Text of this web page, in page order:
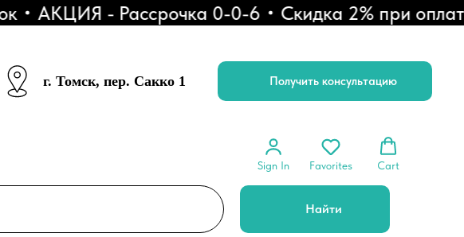
АКЦИЯ - Рассрочка 0-0-6 Скидка 2% при оплате
г. Томск, пер. Сакко 1 Получить консультацию
Sign In Favorites Cart
Найти